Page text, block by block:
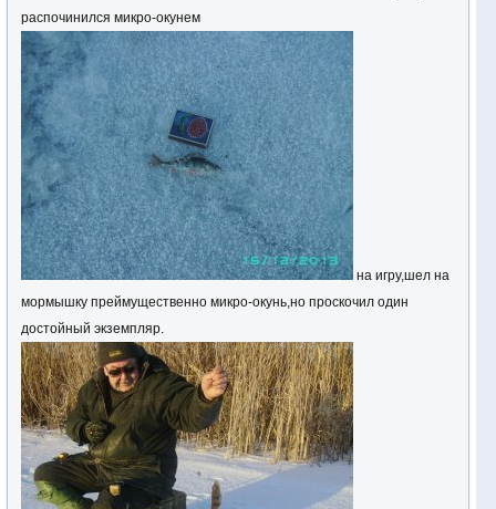
распочинился микро-окунем
на игру,шел на
мормышку преймущественно микро-окунь,но проскочил один
достойный экземпляр.